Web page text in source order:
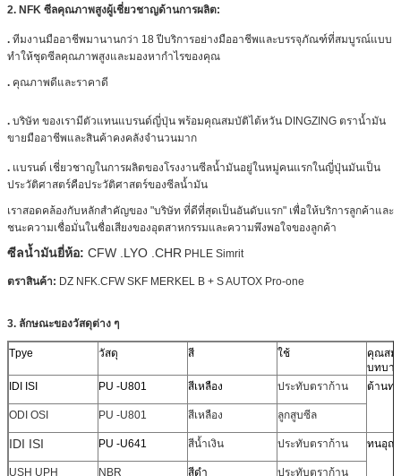
2. NFK ซีลคุณภาพสูงผู้เชี่ยวชาญด้านการผลิต:
. ทีมงานมืออาชีพมานานกว่า 18 ปีบริการอย่างมืออาชีพและบรรจุภัณฑ์ที่สมบูรณ์แบบ
ทำให้ชุดซีลคุณภาพสูงและมองหากำไรของคุณ
. คุณภาพดีและราคาดี
. บริษัท ของเรามีตัวแทนแบรนด์ญี่ปุ่น พร้อมคุณสมบัติไต้หวัน DINGZING ตราน้ำมัน
ขายมืออาชีพและสินค้าคงคลังจำนวนมาก
. แบรนด์ เชี่ยวชาญในการผลิตของโรงงานซีลน้ำมันอยู่ในหมู่คนแรกในญี่ปุ่นมันเป็น
ประวัติศาสตร์คือประวัติศาสตร์ของซีลน้ำมัน
เราสอดคล้องกับหลักสำคัญของ "บริษัท ที่ดีที่สุดเป็นอันดับแรก" เพื่อให้บริการลูกค้าและ
ชนะความเชื่อมั่นในชื่อเสียงของอุตสาหกรรมและความพึงพอใจของลูกค้า
ซีลน้ำมันยี่ห้อ: CFW .LYO .CHR PHLE Simrit
ตราสินค้า: DZ NFK.CFW SKF MERKEL B + S AUTOX Pro-one
3. ลักษณะของวัสดุต่าง ๆ
Tpye วัสดุ สี ใช้
คุณสม
บทบาท
IDI ISI
PU -U801 สีเหลือง ประทับตราก้าน ต้านท
ODI OSI PU -U801 สีเหลือง ลูกสูบซีล
IDI ISI PU -U641 สีน้ำเงิน ประทับตราก้าน ทนอุณ
USH UPH NBR สีดำ
ประทับตราก้าน